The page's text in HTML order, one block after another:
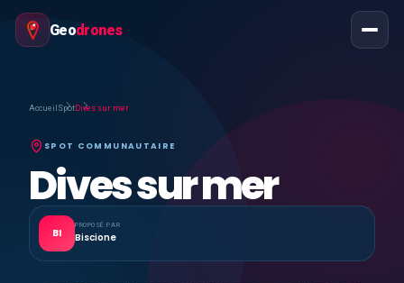
Geodrones
Accueil SpotDives sur mer
SPOT COMMUNAUTAIRE
Dives sur mer
BI
PROPOSÉ PAR
Biscione